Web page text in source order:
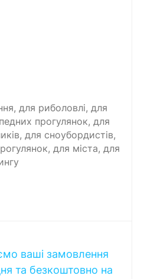
для риболовлі, для
прогулянок, для
для сноубордистів,
для міста, для
ваші замовлення
та безкоштовно на